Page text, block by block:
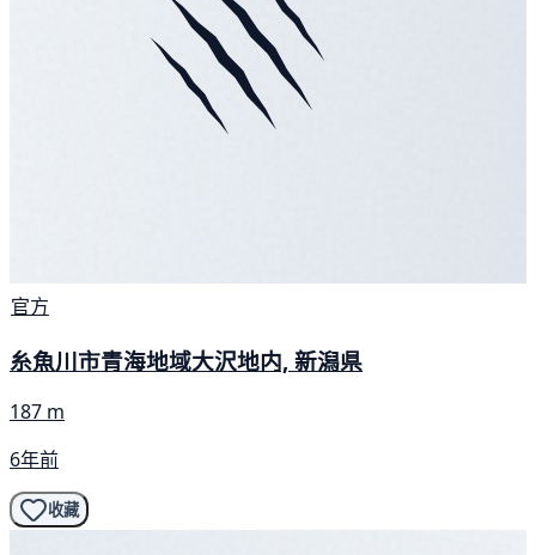
官方
糸魚川市青海地域大沢地内, 新潟県
187 m
6年前
收藏